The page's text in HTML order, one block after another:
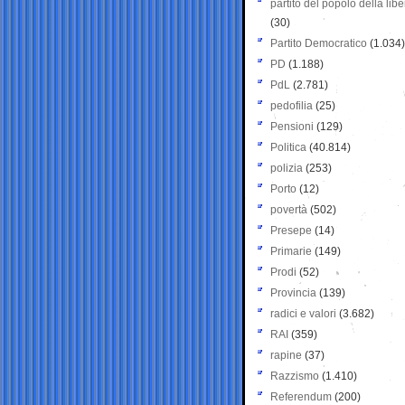
partito del popolo della
(30)
Partito Democratico (1.034)
PD (1.188)
PdL (2.781)
pedofilia (25)
Pensioni (129)
Politica (40.814)
polizia (253)
Porto (12)
povertà (502)
Presepe (14)
Primarie (149)
Prodi (52)
Provincia (139)
radici e valori (3.682)
RAI (359)
rapine (37)
Razzismo (1.410)
Referendum (200)